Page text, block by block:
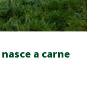
a carne